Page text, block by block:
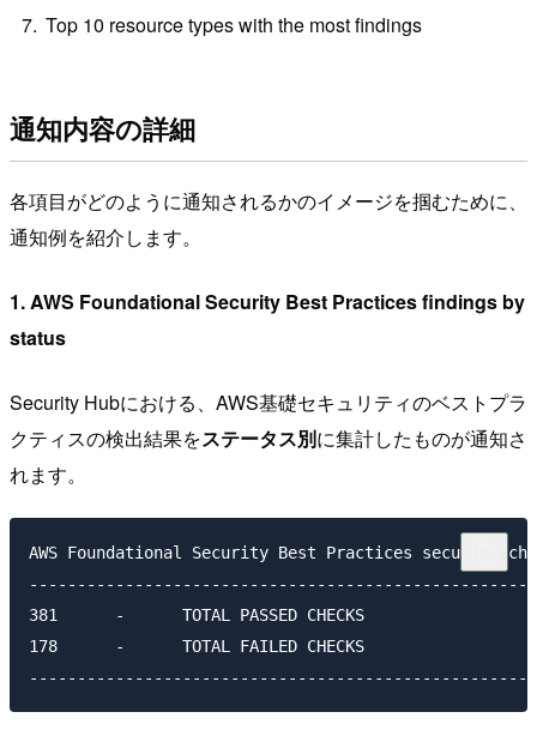
Top 10 resource types with the most findings
通知内容の詳細
各項目がどのように通知されるかのイメージを掴むために、
通知例を紹介します。
1. AWS Foundational Security Best Practices findings by
status
Security Hubにおける、AWS基礎セキュリティのベストプラ
クティスの検出結果をステータス別に集計したものが通知さ
れます。
AWS Foundational Security Best Practices security
381      -      TOTAL PASSED CHECKS
178      -      TOTAL FAILED CHECKS